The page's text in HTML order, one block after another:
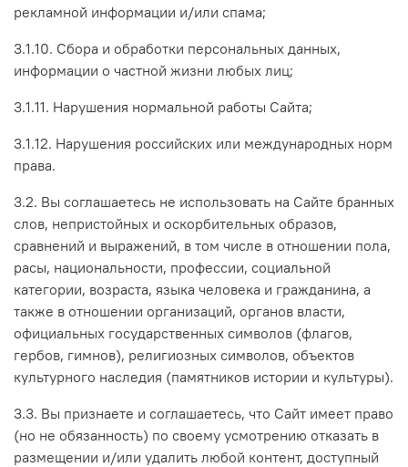
рекламной информации и/или спама;
3.1.10. Сбора и обработки персональных данных,
информации о частной жизни любых лиц;
3.1.11. Нарушения нормальной работы Сайта;
3.1.12. Нарушения российских или международных норм
права.
3.2. Вы соглашаетесь не использовать на Сайте бранных
слов, непристойных и оскорбительных образов,
сравнений и выражений, в том числе в отношении пола,
расы, национальности, профессии, социальной
категории, возраста, языка человека и гражданина, а
также в отношении организаций, органов власти,
официальных государственных символов (флагов,
гербов, гимнов), религиозных символов, объектов
культурного наследия (памятников истории и культуры).
3.3. Вы признаете и соглашаетесь, что Сайт имеет право
(но не обязанность) по своему усмотрению отказать в
размещении и/или удалить любой контент, доступный